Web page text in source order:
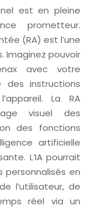
est en pleine
prometteur.
(RA) est l’une
Imaginez pouvoir
avec votre
instructions
La RA
visuel des
des fonctions
artificielle
L’IA pourrait
en
l’utilisateur, de
réel via un